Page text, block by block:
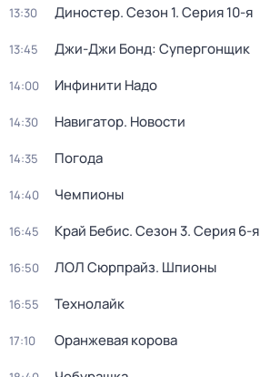
13:30 Диностер. Сезон 1. Серия 10-я
13:45 Джи-Джи Бонд: Супергонщик
14:00 Инфинити Надо
14:30 Навигатор. Новости
14:35 Погода
14:40 Чемпионы
16:45 Край Бебис. Сезон 3. Серия 6-я
16:50 ЛОЛ Сюрпрайз. Шпионы
16:55 Технолайк
17:10 Оранжевая корова